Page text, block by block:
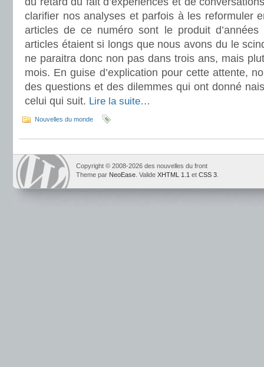
clarifier nos analyses et parfois à les reformuler
articles de ce numéro sont le produit d’années
articles étaient si longs que nous avons du le
ne paraitra donc non pas dans trois ans, mais
mois. En guise d’explication pour cette attente,
des questions et des dilemmes qui ont donné
celui qui suit. Lire la suite…
Nouvelles du monde
Copyright © 2008-2026 des nouvelles du front
Theme par NeoEase . Valide XHTML 1.1 et CSS 3